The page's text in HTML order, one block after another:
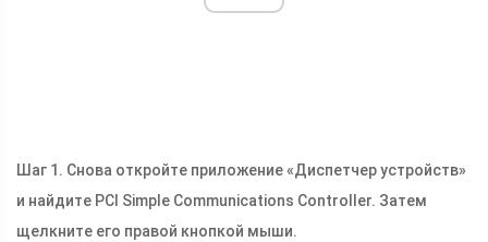
Шаг 1. Снова откройте приложение «Диспетчер устройств»
и найдите PCI Simple Communications Controller. Затем
щелкните его правой кнопкой мыши.